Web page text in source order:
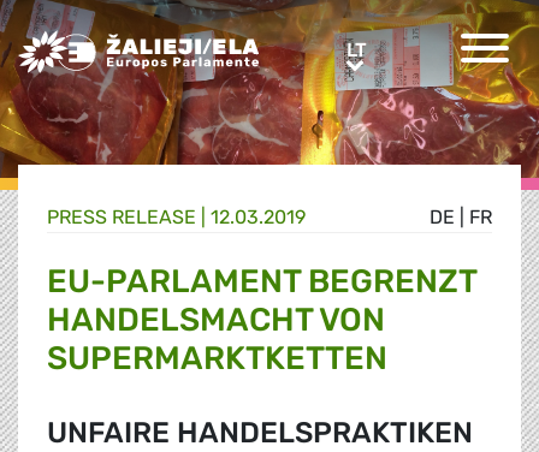
Greens/EFA Home LTLT
DE FR
PRESS RELEASE | 12.03.2019
EU-PARLAMENT BEGRENZT
HANDELSMACHT VON
SUPERMARKTKETTEN
UNFAIRE HANDELSPRAKTIKEN